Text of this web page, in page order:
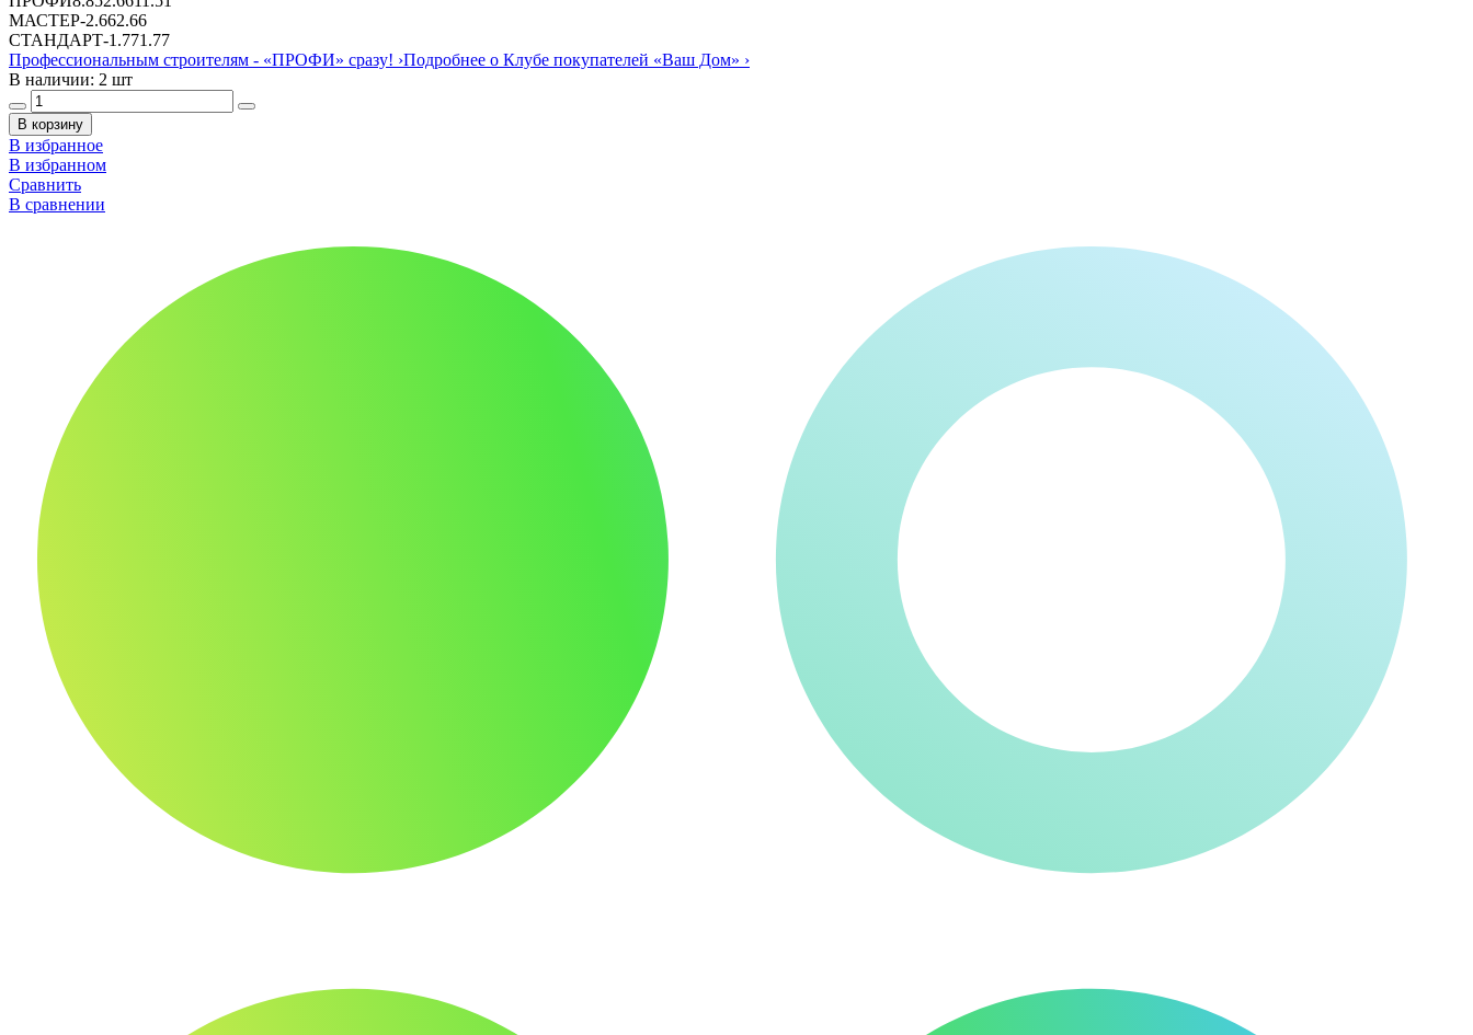
МАСТЕР-2.662.66
СТАНДАРТ-1.771.77
Профессиональным строителям - «ПРОФИ» сразу! ›Подробнее о Клубе покупателей «Ваш Дом» ›
В наличии: 2 шт
В корзину
В избранное
В избранном
Сравнить
В сравнении